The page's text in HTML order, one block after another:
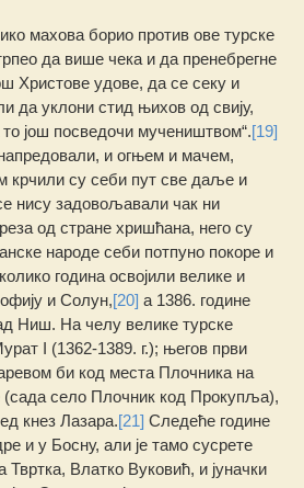
махова борио против ове турске
да више чека и да пренебрегне
Христове удове, да се секу и
да уклони стид њихов од свију,
још посведочи мучеништвом“.[19]
и огњем и мачем,
крчили су себи пут све даље и
нису задовољавали чак ни
од стране хришћана, него су
народе себи потпуно покоре и
година освојили велике и
и Солун,[20] а 1386. године
Ниш. На челу велике турске
I (1362-1389. г.); његов први
би код места Плочника на
(сада село Плочник код Прокупља),
кнез Лазара.[21] Следеће године
и у Босну, али је тамо сусрете
Твртка, Влатко Вуковић, и јуначки